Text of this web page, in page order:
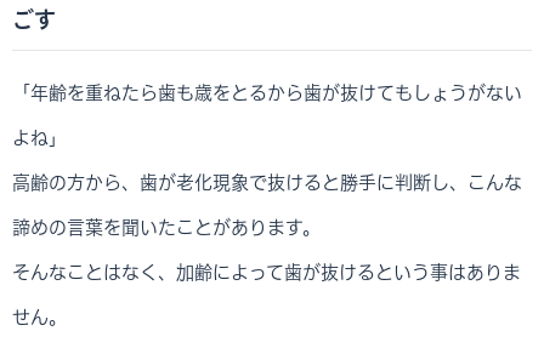
ごす
「年齢を重ねたら歯も歳をとるから歯が抜けてもしょうがない
よね」
高齢の方から、歯が老化現象で抜けると勝手に判断し、こんな
諦めの言葉を聞いたことがあります。
そんなことはなく、加齢によって歯が抜けるという事はありま
せん。